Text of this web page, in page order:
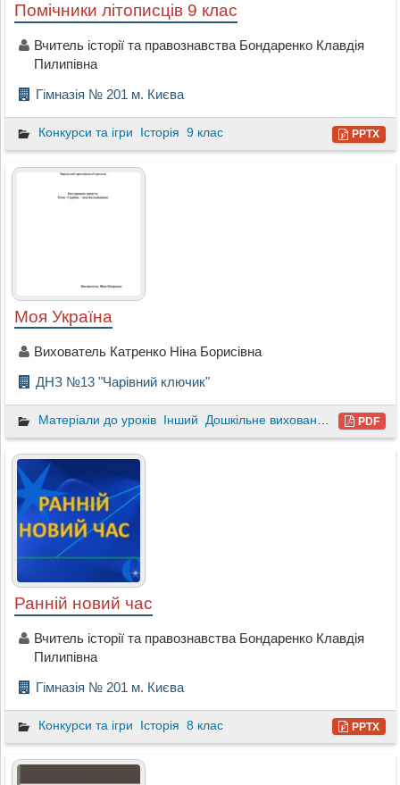
Помічники літописців 9 клас
Вчитель історії та правознавства Бондаренко Клавдія
Пилипівна
Гімназія № 201 м. Києва
Конкурси та ігри Історія 9 клас PPTX
Моя Україна
Вихователь Катренко Ніна Борисівна
ДНЗ №13 "Чарівний ключик"
Матеріали до уроків Інший Дошкільне виховання PDF
Ранній новий час
Вчитель історії та правознавства Бондаренко Клавдія
Пилипівна
Гімназія № 201 м. Києва
Конкурси та ігри Історія 8 клас PPTX